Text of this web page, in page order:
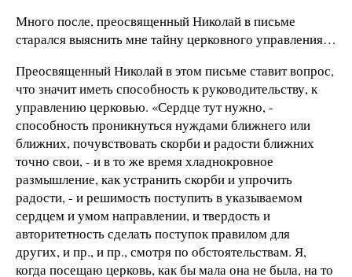
Много после, преосвященный Николай в письме
старался выяснить мне тайну церковного управления…
Преосвященный Николай в этом письме ставит вопрос,
что значит иметь способность к руководительству, к
управлению церковью. «Сердце тут нужно, -
способность проникнуться нуждами ближнего или
ближних, почувствовать скорби и радости ближних
точно свои, - и в то же время хладнокровное
размышление, как устранить скорби и упрочить
радости, - и решимость поступить в указываемом
сердцем и умом направлении, и твердость и
авторитетность сделать поступок правилом для
других, и пр., и пр., смотря по обстоятельствам. Я,
когда посещаю церковь, как бы мала она не была, на то